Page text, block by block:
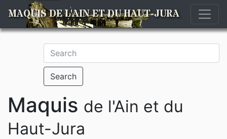
MAQUIS DE L'AIN ET DU HAUT-JURA
Search
Maquis de l'Ain et du
Haut-Jura